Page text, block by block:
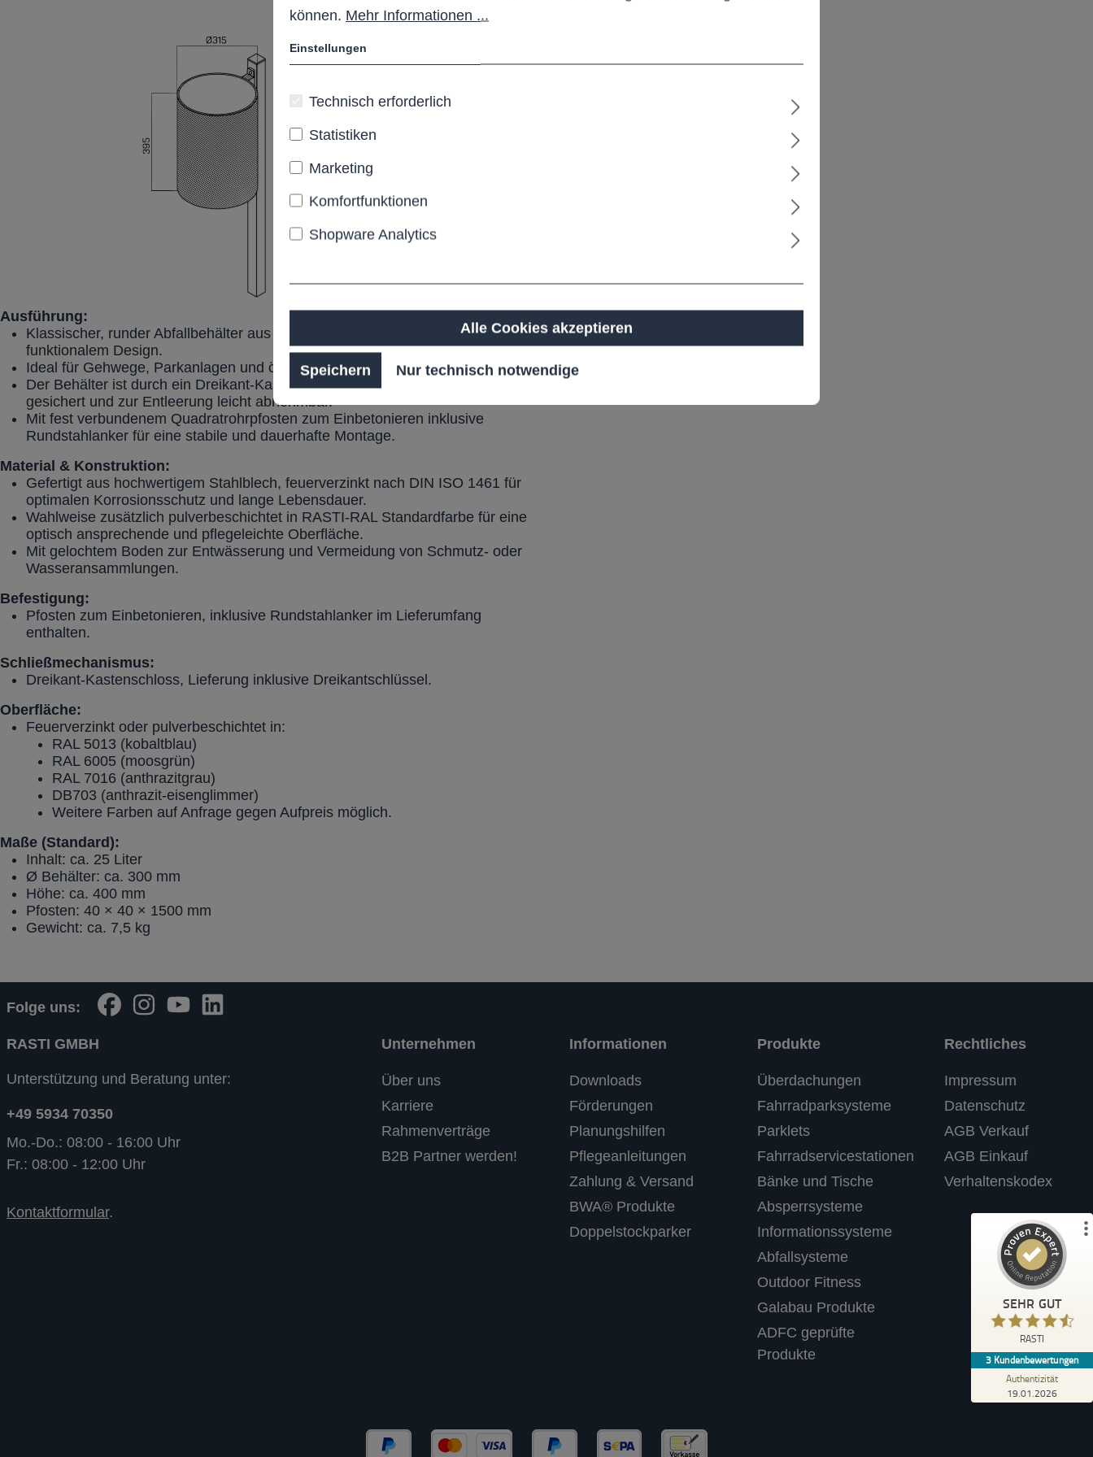
Ausführung:
Klassischer, runder Abfallbehälter aus Stahlblech mit schlichtem,
funktionalem Design.
Ideal für Gehwege, Parkanlagen und öffentliche Flächen.
Der Behälter ist durch ein Dreikant-Kastenschloss (inkl. Dreikantschlüssel)
gesichert und zur Entleerung leicht abnehmbar.
Mit fest verbundenem Quadratrohrpfosten zum Einbetonieren inklusive
Rundstahlanker für eine stabile und dauerhafte Montage.
Material & Konstruktion:
Gefertigt aus hochwertigem Stahlblech, feuerverzinkt nach DIN ISO 1461 für
optimalen Korrosionsschutz und lange Lebensdauer.
Wahlweise zusätzlich pulverbeschichtet in RASTI-RAL Standardfarbe für eine
optisch ansprechende und pflegeleichte Oberfläche.
Mit gelochtem Boden zur Entwässerung und Vermeidung von Schmutz- oder
Wasseransammlungen.
Befestigung:
Pfosten zum Einbetonieren, inklusive Rundstahlanker im Lieferumfang
enthalten.
Schließmechanismus:
Dreikant-Kastenschloss, Lieferung inklusive Dreikantschlüssel.
Oberfläche:
Feuerverzinkt oder pulverbeschichtet in:
RAL 5013 (kobaltblau)
RAL 6005 (moosgrün)
RAL 7016 (anthrazitgrau)
DB703 (anthrazit-eisenglimmer)
Weitere Farben auf Anfrage gegen Aufpreis möglich.
Maße (Standard):
Inhalt: ca. 25 Liter
Ø Behälter: ca. 300 mm
Höhe: ca. 400 mm
Pfosten: 40 × 40 × 1500 mm
Gewicht: ca. 7,5 kg
Folge uns:
RASTI GMBH
Unterstützung und Beratung unter:
+49 5934 70350
Mo.-Do.: 08:00 - 16:00 Uhr
Fr.: 08:00 - 12:00 Uhr
Kontaktformular.
Unternehmen
Über uns
Karriere
Rahmenverträge
B2B Partner werden!
Informationen
Downloads
Förderungen
Planungshilfen
Pflegeanleitungen
Zahlung & Versand
BWA® Produkte
Doppelstockparker
Produkte
Überdachungen
Fahrradparksysteme
Parklets
Fahrradservicestationen
Bänke und Tische
Absperrsysteme
Informationssysteme
Abfallsysteme
Outdoor Fitness
Galabau Produkte
ADFC geprüfte
Produkte
Rechtliches
Impressum
Datenschutz
AGB Verkauf
AGB Einkauf
Verhaltenskodex
können. Mehr Informationen ...
Einstellungen
Technisch erforderlich
Statistiken
Marketing
Komfortfunktionen
Shopware Analytics
Alle Cookies akzeptieren
Speichern Nur technisch notwendige
SEHR GUT
RASTI
3 Kundenbewertungen
Authentizität
19.01.2026
RASTI
100
%
Empfehlungen auf
ProvenExpert.com
Bewertungen auf ProvenExpert.com
Erfahren Sie mehr über dieses Bewertungssiegel
Anonym
Supermarkt einen Fahrradständer mit
Werbetafel gekauft.